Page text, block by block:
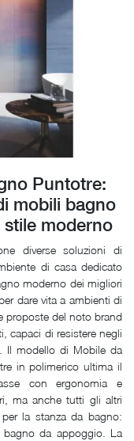
Puntotre:
mobili bagno
moderno
diverse soluzioni di
di casa dedicato
moderno dei migliori
dare vita a ambienti di
proposte del noto brand
capaci di resistere negli
Il modello di Mobile da
in polimerico ultima il
con ergonomia e
ma anche tutti gli altri
la stanza da bagno:
da appoggio. La